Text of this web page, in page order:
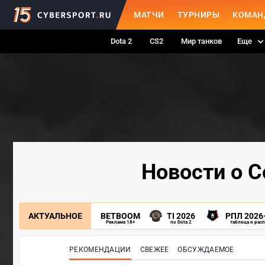
МАТЧИ ТУРНИРЫ
Dota 2 CS2 Мир танков Еще
Новости о
АКТУАЛЬНОЕ BETBOOM
Реклама 18+
TI 2026
по Dota 2
РПЛ
таблица и
РЕКОМЕНДАЦИИ СВЕЖЕЕ ОБСУЖДАЕМОЕ